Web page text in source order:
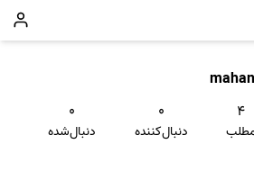
۴
۰
دنبال‌کننده
۰
دنبال‌شده